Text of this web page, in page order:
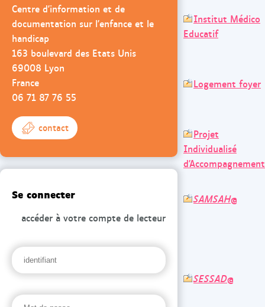
Institut Médico
Educatif
Logement foyer
Projet
Individualisé
d'Accompagnement
SAMSAH@
SESSAD@
Centre d'information et de
documentation sur l'enfance et le
handicap
163 boulevard des Etats Unis
69008 Lyon
France
06 71 87 76 55
contact
Se connecter
accéder à votre compte de lecteur